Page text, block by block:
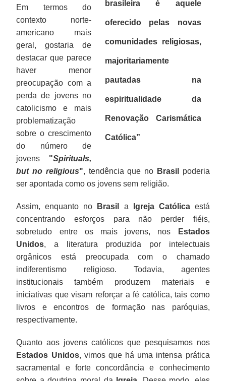
brasileira é aquele
oferecido pelas novas
comunidades religiosas,
majoritariamente
pautadas na
espiritualidade da
Renovação Carismática
Católica”
Em termos do
contexto norte-
americano mais
geral, gostaria de
destacar que parece
haver menor
preocupação com a
perda de jovens no
catolicismo e mais
problematização
sobre o crescimento
do número de
jovens "Spirituals,
but no religious", tendência que no Brasil
poderia
ser apontada como os jovens sem religião.
Assim, enquanto no Brasil a Igreja Católicaestá
concentrando esforços para não perder fiéis,
sobretudo entre os mais jovens, nos
Estados
Unidos, a literatura produzida por intelectuais
orgânicos está preocupada com o chamado
indiferentismo religioso. Todavia, agentes
institucionais também produzem materiais e
iniciativas que visam reforçar a fé católica, tais como
livros e encontros de formação nas paróquias,
respectivamente.
Quanto aos jovens católicos que pesquisamos nos
Estados Unidos, vimos que há uma intensa prática
sacramental e forte concordância e conhecimento